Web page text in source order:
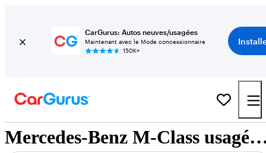
CarGurus: Autos neuves/usagées
Maintenant avec le Mode concessionnaire
150K+
Mercedes-Benz M-Class usagés à